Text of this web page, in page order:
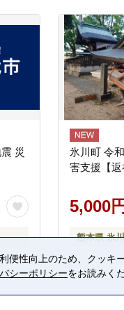
災
氷川町 令
害支援【返
5,000円
熊本県 氷
便性向上のため、クッキ
シーポリシーをお読みく